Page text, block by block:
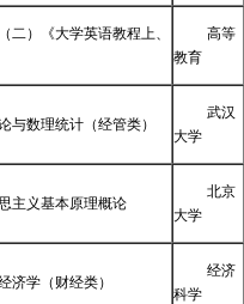
二）《大学英语教程上、
高等
教育
与数理统计（经管类）
武汉
大学
主义基本原理概论
北京
大学
济学（财经类）
经济
科学